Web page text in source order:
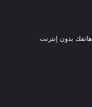
بدون إنترنت